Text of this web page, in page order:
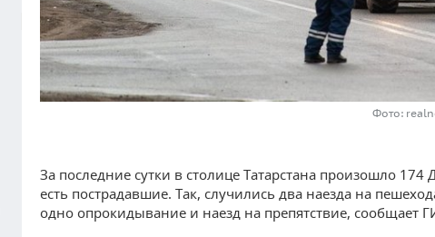
Фото:
За последние сутки в столице Татарстана произошло
есть пострадавшие. Так, случились два наезда на
одно опрокидывание и наезд на препятствие, сообщает